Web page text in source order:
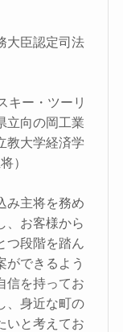
大臣認定司法
キー・ツーリ
立向の岡工業
教大学経済学
）
み主将を務め
、お客様から
つ段階を踏ん
ができるよう
信を持ってお
、身近な町の
いと考えてお